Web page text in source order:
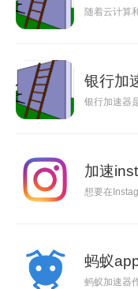
随着云计算
银行加
银行加速器
加速
想要在
蚂蚁
蚂蚁加速器